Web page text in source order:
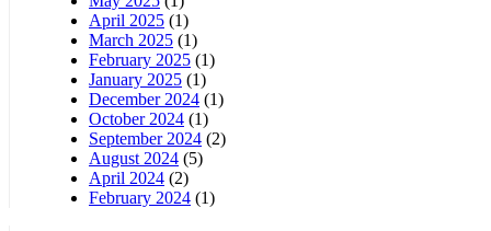
April 2025 (1)
March 2025 (1)
February 2025 (1)
January 2025 (1)
December 2024 (1)
October 2024 (1)
September 2024 (2)
August 2024 (5)
April 2024 (2)
February 2024 (1)